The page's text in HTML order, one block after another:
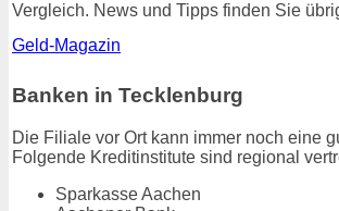
Vergleich. News und Tipps finden Sie
Geld-Magazin
Banken in Tecklenburg
Die Filiale vor Ort kann immer noch eine
Folgende Kreditinstitute sind regional
Sparkasse Aachen